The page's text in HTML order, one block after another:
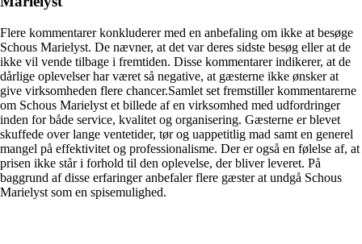
Flere kommentarer konkluderer med en anbefaling om ikke at besøge
Schous Marielyst. De nævner, at det var deres sidste besøg eller at de
ikke vil vende tilbage i fremtiden. Disse kommentarer indikerer, at de
dårlige oplevelser har været så negative, at gæsterne ikke ønsker at
give virksomheden flere chancer.Samlet set fremstiller kommentarerne
om Schous Marielyst et billede af en virksomhed med udfordringer
inden for både service, kvalitet og organisering. Gæsterne er blevet
skuffede over lange ventetider, tør og uappetitlig mad samt en generel
mangel på effektivitet og professionalisme. Der er også en følelse af, at
prisen ikke står i forhold til den oplevelse, der bliver leveret. På
baggrund af disse erfaringer anbefaler flere gæster at undgå Schous
Marielyst som en spisemulighed.